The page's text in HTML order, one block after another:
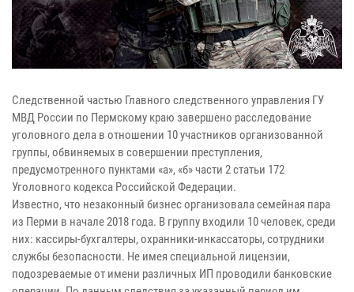
Следственной частью Главного следственного управления ГУ
МВД России по Пермскому краю завершено расследование
уголовного дела в отношении 10 участников организованной
группы, обвиняемых в совершении преступления,
предусмотренного пунктами «а», «б» части 2 статьи 172
Уголовного кодекса Российской Федерации.
Известно, что незаконный бизнес организовала семейная пара
из Перми в начале 2018 года. В группу входили 10 человек, среди
них: кассиры-бухгалтеры, охранники-инкассаторы, сотрудники
службы безопасности. Не имея специальной лицензии,
подозреваемые от имени различных ИП проводили банковские